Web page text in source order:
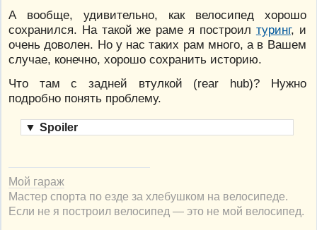
А вообще, удивительно, как велосипед хорошо
сохранился. На такой же раме я построил туринг, и
очень доволен. Но у нас таких рам много, а в Вашем
случае, конечно, хорошо сохранить историю.
Что там с задней втулкой (rear hub)? Нужно
подробно понять проблему.
▼ Spoiler
Мой гараж
Мастер спорта по езде за хлебушком на велосипеде.
Если не я построил велосипед — это не мой велосипед.